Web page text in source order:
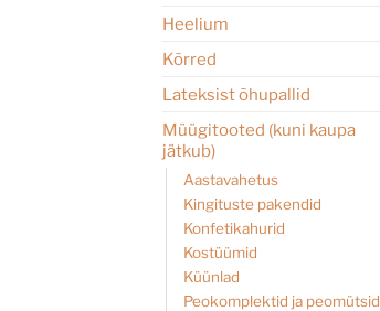
Heelium
Kõrred
Lateksist õhupallid
Müügitooted (kuni kaupa
jätkub)
Aastavahetus
Kingituste pakendid
Konfetikahurid
Kostüümid
Küünlad
Peokomplektid ja peomütsid